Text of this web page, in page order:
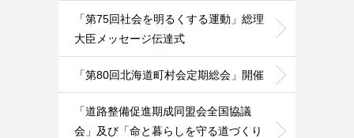
「第75回社会を明るくする運動」総理
大臣メッセージ伝達式
「第80回北海道町村会定期総会」開催
「道路整備促進期成同盟会全国協議
会」及び「命と暮らしを守る道づくり